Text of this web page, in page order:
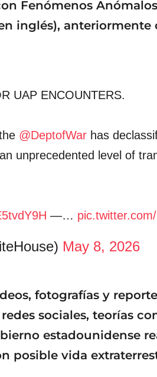
Fenómenos
inglés), anteriormente
UAP ENCOUNTERS.
@DeptofWar has
unprecedented level of
—…
May 8, 2026
fotografías y
sociales, teorías
estadounidense
posible vida